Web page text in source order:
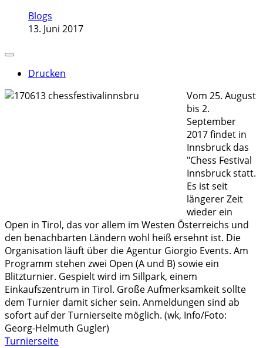
Blogs
13. Juni 2017
Drucken
Vom 25. August
bis 2.
September
2017 findet in
Innsbruck das
"Chess Festival
Innsbruck statt.
Es ist seit
längerer Zeit
wieder ein
Open in Tirol, das vor allem im Westen Österreichs und
den benachbarten Ländern wohl heiß ersehnt ist. Die
Organisation läuft über die Agentur Giorgio Events. Am
Programm stehen zwei Open (A und B) sowie ein
Blitzturnier. Gespielt wird im Sillpark, einem
Einkaufszentrum in Tirol. Große Aufmerksamkeit sollte
dem Turnier damit sicher sein. Anmeldungen sind ab
sofort auf der Turnierseite möglich. (wk, Info/Foto:
Georg-Helmuth Gugler)
Turnierseite